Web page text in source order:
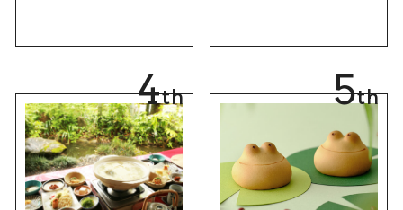
買えない限定品、女性
き用、女性向けまで幅
4th 5th